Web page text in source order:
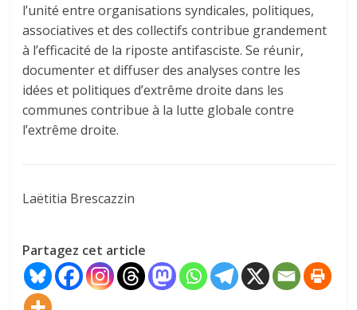
l’unité entre organisations syndicales, politiques,
associatives et des collectifs contribue grandement
à l’efficacité de la riposte antifasciste. Se réunir,
documenter et diffuser des analyses contre les
idées et politiques d’extrême droite dans les
communes contribue à la lutte globale contre
l’extrême droite.
Laëtitia Brescazzin
Partagez cet article